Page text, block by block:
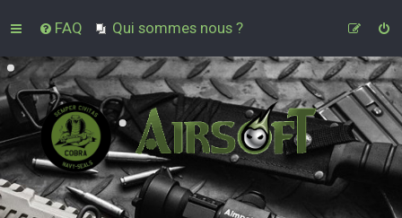
FAQ Qui sommes nous ?